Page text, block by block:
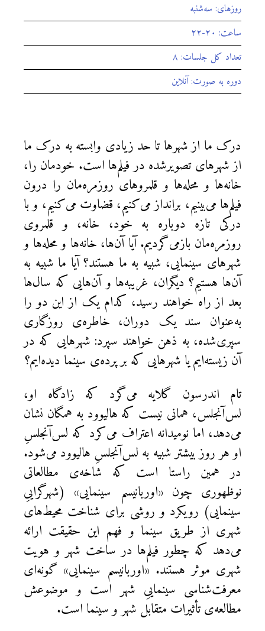
روزهای: سه‌شنبه‌
ساعت: ۲۰-۲۲
تعداد کل جلسات: ۸
دوره به صورت: آنلاین
درک ما از شهرها تا حد زیادی وابسته به درک ما
از شهرهای تصویرشده در فیلم‌ها است. خودمان را،
خانه‌ها و محله‌ها و قلمروهای روزمره‌مان را درون
فیلم‌ها می‌بینیم، برانداز می‌کنیم، قضاوت می‌کنیم، و با
درکی تازه دوباره به خود، خانه، و قلمروی
روزمره‌مان بازمی‌گردیم. آیا آن‌ها، خانه‌ها‌ و محله‌ها و
شهرهای سینمایی، شبیه به ما هستند؟ آیا ما شبیه به
آن‌ها هستیم؟ دیگران، غریبه‌ها و آن‌هایی که سال‌ها
بعد از راه خواهند رسید، کدام یک از این دو را
به‌عنوان سند یک دوران، خاطره‌ی روزگاری
سپری‌شده، به ذهن خواهند سپرد: شهرهایی که در
آن زیسته‌ایم یا شهرهایی که بر پرده‌ی سینما دیده‌ایم؟
تام اندرسون گلایه می‌گرد که زادگاه او،
لس‌آنجلس، همانی نیست که هالیوود به همگان نشان
می‌دهد، اما نومیدانه اعتراف می‌کرد که لس‌آنجلسِ
او هر روز بیشتر شبیه به لس‌آنجلسِ هالیوود می‌شود.
در همین راستا است که شاخه‌ی مطالعاتی
نوظهوری چون «اوربانیسم سینمایی» (شهرگراییِ
سینمایی) رویکرد و روشی برای شناخت محیط‌های
شهری از طریق سینما و فهم این حقیقت ارائه
می‌دهد که چطور فیلم‌ها در ساخت شهر و هویت
شهری موثر هستند. «اوربانیسم سینمایی» گونه‌ای
معرفت‌شناسی سینماییِ شهر است و موضوعش
مطالعه‌ی تأثیرات متقابل شهر و سینما است.